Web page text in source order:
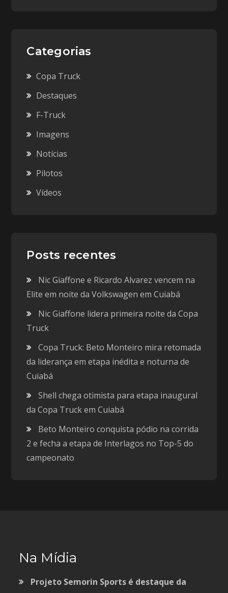
Categorias
Copa Truck
Destaques
F-Truck
Imagens
Notícias
Pilotos
Vídeos
Posts recentes
Nic Giaffone e Ricardo Alvarez vencem na
Elite em noite da Volkswagen em Cuiabá
Nic Giaffone lidera primeira noite da Copa
Truck
Copa Truck: Beto Monteiro mira retomada
da liderança em etapa inédita e noturna de
Cuiabá
Shell chega otimista para etapa inaugural
da Copa Truck em Cuiabá
Beto Monteiro conquista pódio na corrida
2 e fecha a etapa de Interlagos no Top-5 do
campeonato
Na Mídia
Projeto Semorin Sports é destaque da